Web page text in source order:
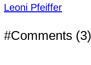
Leoni Pfeiffer
#Comments (3)